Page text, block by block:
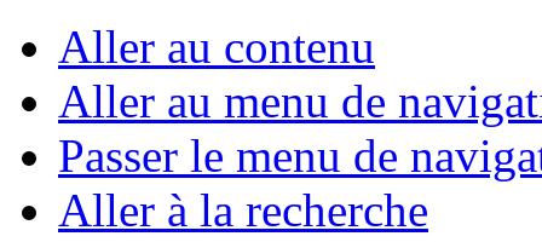
Aller au contenu
Aller au menu de
Passer le menu de
Aller à la recherche